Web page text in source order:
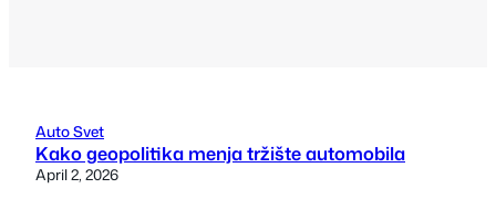
Auto Svet
Kako geopolitika menja tržište automobila
April 2, 2026